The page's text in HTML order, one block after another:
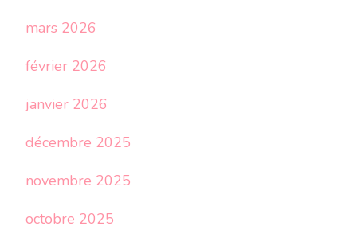
mars 2026
février 2026
janvier 2026
décembre 2025
novembre 2025
octobre 2025